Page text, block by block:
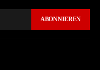
ABONNIEREN